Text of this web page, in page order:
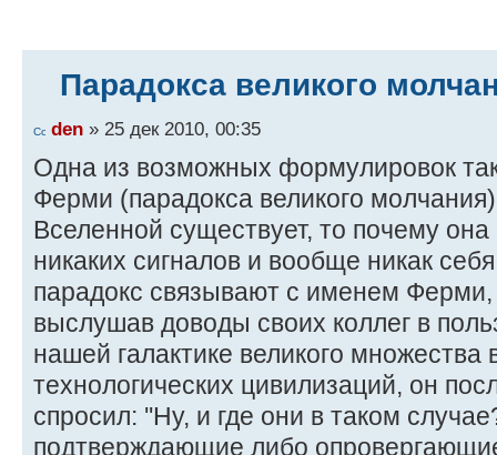
Парадокса великого
den » 25 дек 2010, 00:35
Одна из возможных формулировок
Ферми (парадокса великого
Вселенной существует, то почему
никаких сигналов и вообще никак
парадокс связывают с именем Ферми,
выслушав доводы своих коллег в
нашей галактике великого множества
технологических цивилизаций, он
спросил: ''Ну, и где они в таком
подтверждающие либо